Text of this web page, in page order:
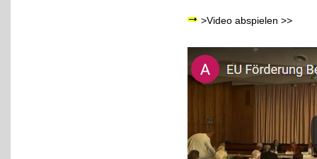
>Video abspielen >>